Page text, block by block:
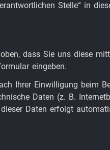
Stelle“ in
dass Sie uns diese
eingeben.
Ihrer Einwilligung beim
Daten (z. B.
Daten erfolgt